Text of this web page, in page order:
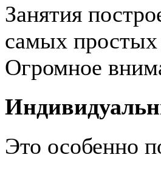
Занятия
самых простых
Огромное
Это особенно